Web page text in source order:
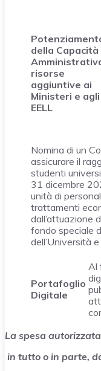
della Capacità
risorse
aggiuntive ai
Ministeri e agli
EELL
Nomina di un
assicurare il
studenti
31 dicembre
unità di
trattamenti
dall’attuazione
fondo speciale
dell’Università
Portafoglio
Digitale
Al
La spesa
in tutto o in parte,